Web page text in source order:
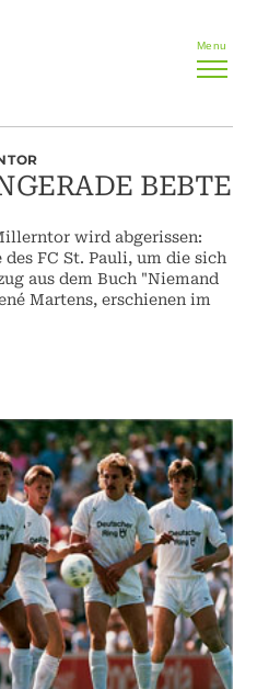
Menu
BEBTE
wird abgerissen:
FC St. Pauli, um die sich
aus dem Buch "Niemand
Martens, erschienen im